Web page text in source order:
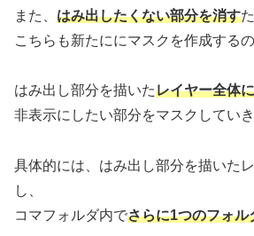
また、 はみ出したくない部分を消す
こちらも新たににマスクを作成する
はみ出し部分を描いたレイヤー全体
非表示にしたい部分をマスクしてい
具体的には、はみ出し部分を描いた
し、
コマフォルダ内でさらに1つのフォル